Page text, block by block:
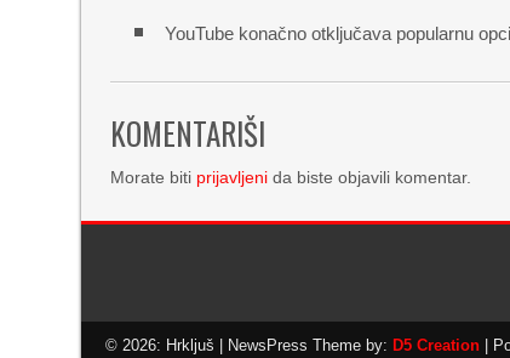
YouTube konačno otključava popularnu
KOMENTARIŠI
Morate biti prijavljeni da biste objavili komentar.
© 2026: Hrkljuš | NewsPress Theme by:D5 Creation |